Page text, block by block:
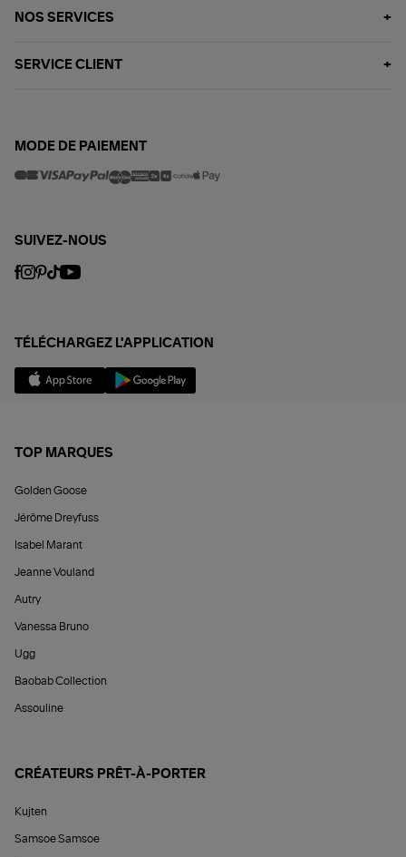
NOS SERVICES
SERVICE CLIENT
MODE DE PAIEMENT
SUIVEZ-NOUS
TÉLÉCHARGEZ L'APPLICATION
TOP MARQUES
Golden Goose
Jérôme Dreyfuss
Isabel Marant
Jeanne Vouland
Autry
Vanessa Bruno
Ugg
Baobab Collection
Assouline
CRÉATEURS PRÊT-À-PORTER
Kujten
Samsoe Samsoe